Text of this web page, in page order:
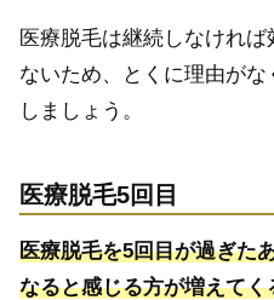
医療脱毛は継続しなけれ
ないため、とくに理由が
しましょう。
医療脱毛5回目
医療脱毛を5回目が過ぎた
なると感じる方が増えてく